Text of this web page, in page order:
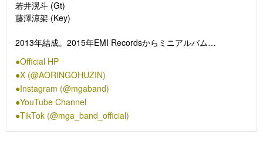
若井滉斗 (Gt)
藤澤涼架 (Key)
2013年結成。2015年EMI Recordsからミニアルバム
以来、毎年1枚のオリジナルアルバムリリースと着実なライブ
活動を続け、2019年12月から行われた初の全国アリーナツア
ー『エデンの園』は東名阪公演（8万人動員）を即日ソールド
アウト。
メジャーデビュー5周年となる2020年7月8日に初のベストアル
バム『5』をリリースし、オリコン週間合算アルバムランキン
Official HP
X (@AORINGOHUZIN)
Instagram (@mgaband)
YouTube Channel
TikTok (@mga_band_official)